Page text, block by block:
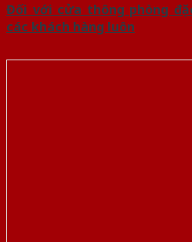
Đối với cửa thông phòng
các khách hàng luôn